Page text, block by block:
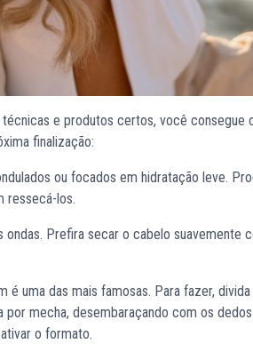
e produtos certos, você consegue
finalização:
ou focados em hidratação leve.
ressecá-los.
Prefira secar o cabelo suavemente
uma das mais famosas. Para fazer,
mecha, desembaraçando com os
o formato.